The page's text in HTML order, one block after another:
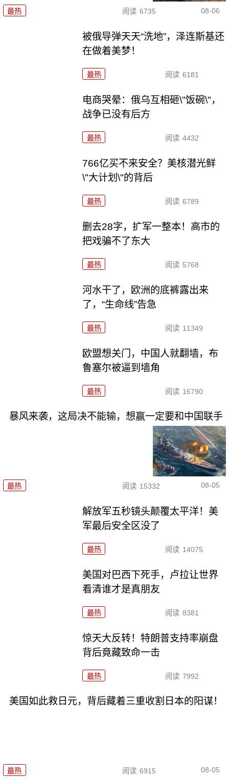
最热 阅读 6735 08-06
被俄导弹天天“洗地”，泽连斯基还
在做着美梦！
最热 阅读 6181
电商哭晕：俄乌互相砸\"饭碗\"，
战争已没有后方
最热 阅读 4432
766亿买不来安全？美核潜光鲜
\"大计划\"的背后
最热 阅读 6789
删去28字，扩军一整本！高市的
把戏骗不了东大
最热 阅读 5768
河水干了，欧洲的底裤露出来
了，“生命线”告急
最热 阅读 11349
欧盟想关门，中国人就翻墙，布
鲁塞尔被逼到墙角
最热 阅读 16790
暴风来袭，这局决不能输，想赢一定要和中国联手
最热 阅读 15332 08-05
解放军五秒镜头颠覆太平洋！美
军最后安全区没了
最热 阅读 14075
美国对巴西下死手，卢拉让世界
看清谁才是真朋友
最热 阅读 8381
惊天大反转！特朗普支持率崩盘
背后竟藏致命一击
最热 阅读 7992
美国如此救日元，背后藏着三重收割日本的阳谋！
最热 阅读 6915 08-05